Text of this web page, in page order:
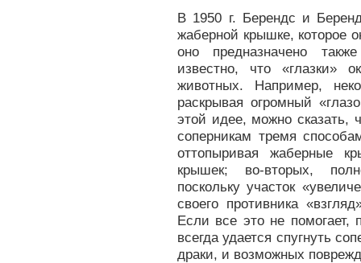
В 1950 г. Берендс и
жаберной крышке, которое
оно предназначено
известно, что «глазки»
животных. Например,
раскрывая огромный
этой идее, можно сказать,
соперникам тремя
оттопыривая жаберные
крышек; во-вторых,
поскольку участок
своего противника
Если все это не помогает,
всегда удается спугнуть
драки, и возможных